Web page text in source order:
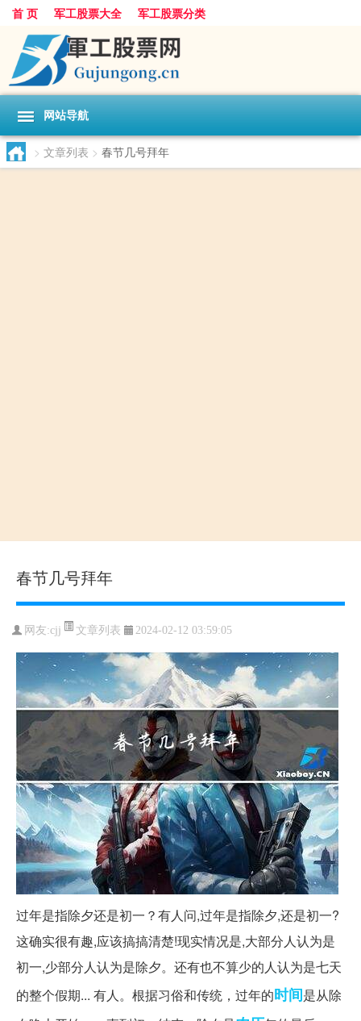
首 页 军工股票大全 军工股票分类
网站导航
> 文章列表 > 春节几号拜年
春节几号拜年
网友:cjj 文章列表 2024-02-12 03:59:05
过年是指除夕还是初一？有人问,过年是指除夕,还是初一?
这确实很有趣,应该搞搞清楚!现实情况是,大部分人认为是
初一,少部分人认为是除夕。还有也不算少的人认为是七天
的整个假期... 有人。根据习俗和传统，过年的时间是从除